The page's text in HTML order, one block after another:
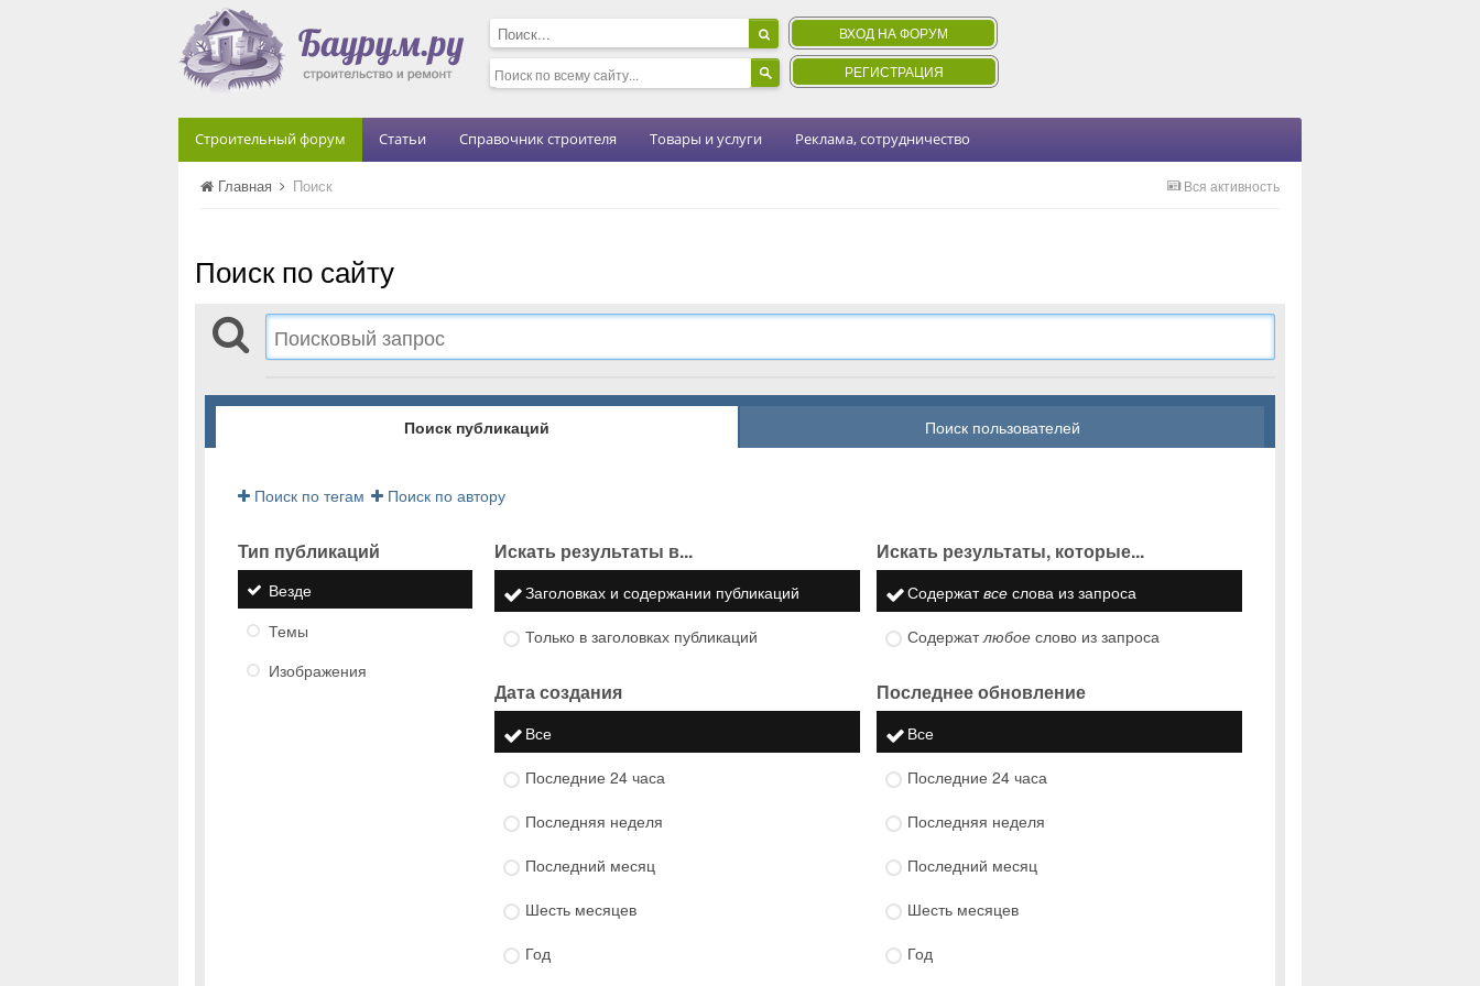
ВХОД НА ФОРУМ
РЕГИСТРАЦИЯ
Строительный форум Статьи Справочник строителя Товары и услуги Реклама, сотрудничество
Вся активность
Главная Поиск
Поиск по сайту
Поиск публикаций Поиск пользователей
Поиск по тегам Поиск по автору
Тип публикаций
Везде
Темы
Изображения
Искать результаты в...
Заголовках и содержании публикаций
Только в заголовках публикаций
Искать результаты, которые...
Содержатвсеслова из запроса
Содержатлюбоеслово из запроса
Дата создания
Все
Последние 24 часа
Последняя неделя
Последний месяц
Шесть месяцев
Год
Последнее обновление
Все
Последние 24 часа
Последняя неделя
Последний месяц
Шесть месяцев
Год